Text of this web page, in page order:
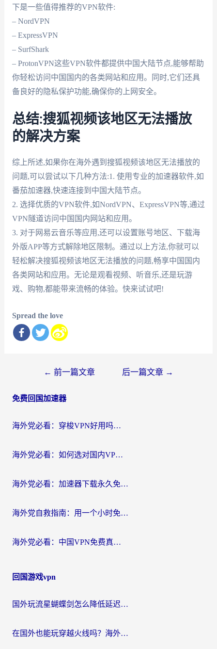
下是一些值得推荐的VPN软件:
– NordVPN
– ExpressVPN
– SurfShark
– ProtonVPN这些VPN软件都提供中国大陆节点,能够帮助
你轻松访问中国国内的各类网站和应用。同时,它们还具
备良好的隐私保护功能,确保你的上网安全。
总结:搜狐视频该地区无法播放
的解决方案
综上所述,如果你在海外遇到搜狐视频该地区无法播放的
问题,可以尝试以下几种方法:1. 使用专业的加速器软件,如
番茄加速器,快速连接到中国大陆节点。
2. 选择优质的VPN软件,如NordVPN、ExpressVPN等,通过
VPN隧道访问中国国内网站和应用。
3. 对于网易云音乐等应用,还可以设置账号地区、下载海
外版APP等方式解除地区限制。通过以上方法,你就可以
轻松解决搜狐视频该地区无法播放的问题,畅享中国国内
各类网站和应用。无论是观看视频、听音乐,还是玩游
戏、购物,都能带来流畅的体验。快来试试吧!
Spread the love
导
← 前一篇文章 后一篇文章 →
免费回国加速器
海外党必看：穿梭VPN好用吗？和云帆VPN对比哪个回国效果更好？附真实测评+避坑指南
海外党必看：如何选对国内VPN，实现无缝访问国内资源？
海外党必看：加速器下载永久免费版真的存在吗？教你无缝访问国内资源的正确姿势
海外党自救指南：用一个小时免费加速器，轻松打破国内资源访问壁垒？
海外党必看：中国VPN免费真的靠谱吗？手把手教你选对回国加速器
回国游戏vpn
国外玩流星蝴蝶剑怎么降低延迟？海外党必看的加速秘籍（含欧洲鸣潮&彩虹岛优化攻略）
在国外也能玩穿越火线吗？海外玩家国服游戏畅玩终极指南